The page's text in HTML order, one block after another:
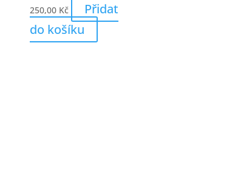
250,00 Kč
Přidat
do košíku